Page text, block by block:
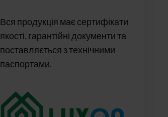
Вся продукція має сертифікати
якості, гарантійні документи та
поставляється з технічними
паспортами.